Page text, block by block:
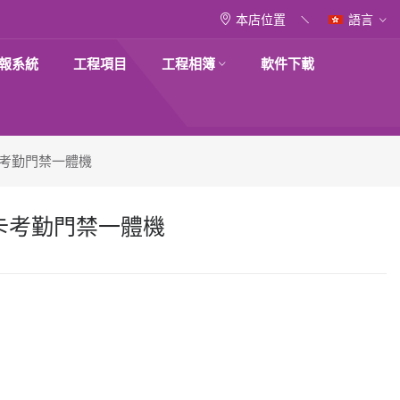
本店位置 語言
系統 工程項目 工程相簿 軟件下載
勤門禁一體機
考勤門禁一體機